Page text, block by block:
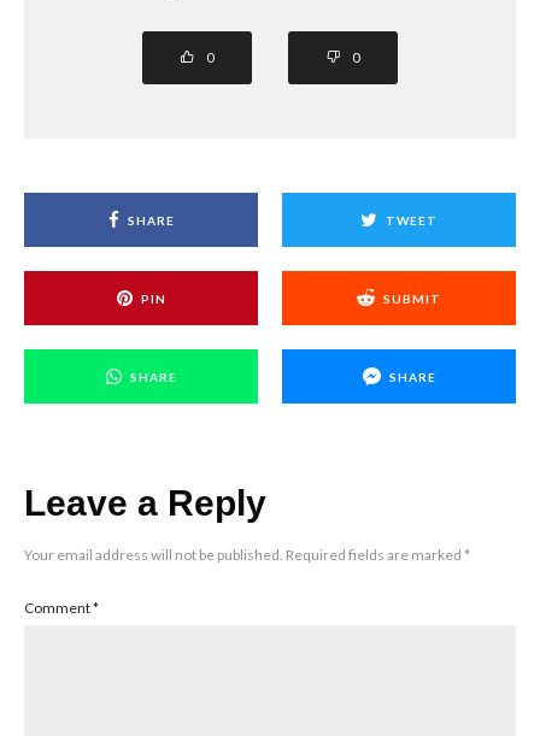
0 0
SHARE TWEET
PIN SUBMIT
SHARE SHARE
Leave a Reply
Your email address will not be published. Required fields are marked *
Comment*